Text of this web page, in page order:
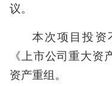
议。
本次项目投资
《上市公司重大
资产重组。